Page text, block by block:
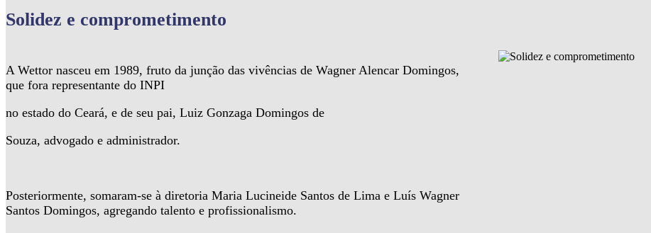
Solidez e comprometimento
A Wettor nasceu em 1989, fruto da junção das vivências de Wagner Alencar Domingos,
que fora representante do INPI
no estado do Ceará, e de seu pai, Luiz Gonzaga Domingos de
Souza, advogado e administrador.
Posteriormente, somaram-se à diretoria Maria Lucineide Santos de Lima e Luís Wagner
Santos Domingos, agregando talento e profissionalismo.